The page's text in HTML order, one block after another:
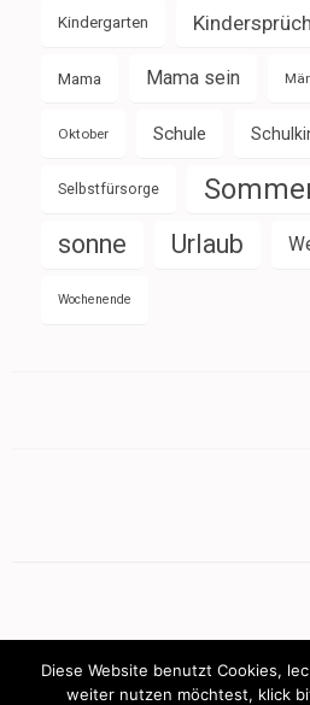
Kindergarten
Mama Mama sein
Oktober Schule
Selbstfürsorge
sonne Urlaub
Wochenende
Diese Website benutzt Cookies,
weiter nutzen möchtest, klick